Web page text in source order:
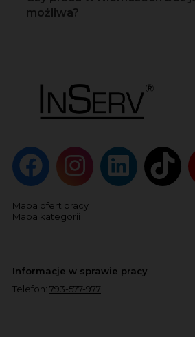
możliwa?
Mapa ofert pracy
Mapa kategorii
Informacje w sprawie pracy
Telefon: 793-577-977